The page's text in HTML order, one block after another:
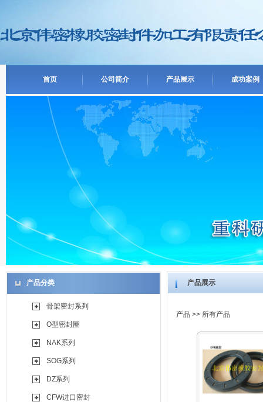
首页 公司简介 产品展示 成功案例
产品分类
骨架密封系列
O型密封圈
NAK系列
SOG系列
DZ系列
CFW进口密封
产品展示
产品 >> 所有产品